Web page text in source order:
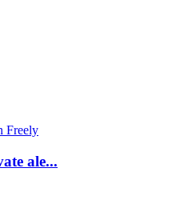
Freely
ale...